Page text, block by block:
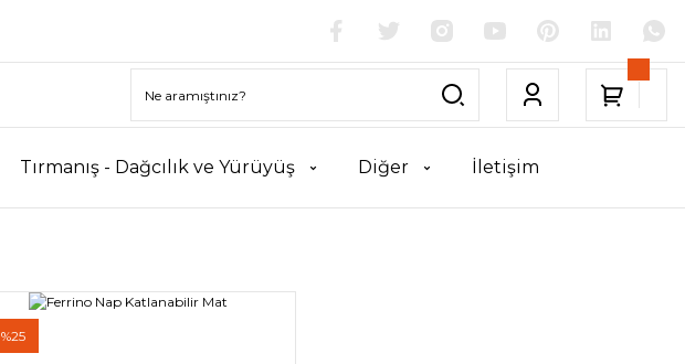
Tırmanış - Dağcılık ve Yürüyüş Diğer İletişim
%25